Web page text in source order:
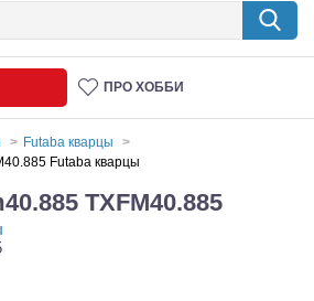
ПРО ХОББИ
Futaba кварцы
Futaba кварцы
TXFM40.885